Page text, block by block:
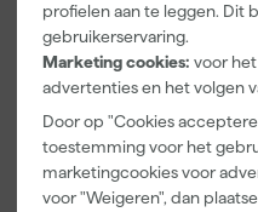
profielen aan te leggen. Dit
gebruikerservaring.
Marketing cookies: voor
advertenties en het volgen
Door op "Cookies
toestemming voor het
marketingcookies voor
voor "Weigeren", dan